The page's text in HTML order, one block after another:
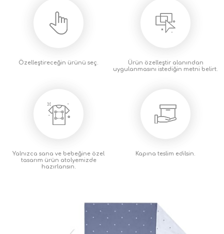
Özelleştireceğin ürünü seç.
Ürün özelleştir alanından
uygulanmasını istediğin metni belirt.
Yalnızca sana ve bebeğine özel
tasarım ürün atolyemizde
hazırlansın.
Kapına teslim edilsin.